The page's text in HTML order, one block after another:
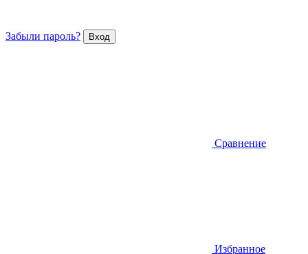
Забыли пароль?
Сравнение
Избранное